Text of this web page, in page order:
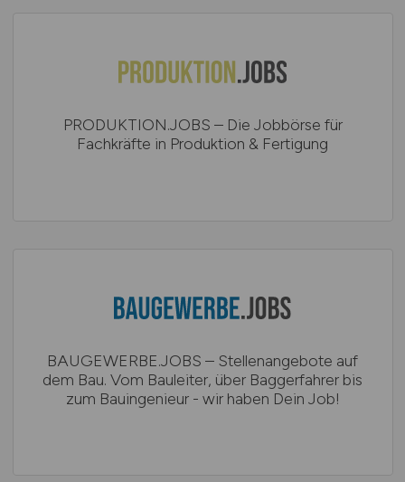
PRODUKTION.JOBS – Die Jobbörse für
Fachkräfte in Produktion & Fertigung
BAUGEWERBE.JOBS – Stellenangebote auf
dem Bau. Vom Bauleiter, über Baggerfahrer bis
zum Bauingenieur - wir haben Dein Job!